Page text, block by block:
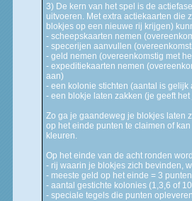
3) De kern van het spel is de
uitvoeren. Met extra actiekaarten die
blokjes op een nieuwe rij krijgen)
- scheepskaarten nemen
- specerijen aanvullen
- geld nemen (overeenkomstig met
- expeditiekaarten nemen
aan)
- een kolonie stichten (aantal is
- een blokje laten zakken (je geeft
Zo ga je gaandeweg je blokjes laten
op het einde punten te claimen of
kleuren.
Op het einde van de acht ronden
- rij waarin je blokjes zich bevinden,
- meeste geld op het einde = 3 punten
- aantal gestichte kolonies (1,3,6 of
- speciale tegels die punten